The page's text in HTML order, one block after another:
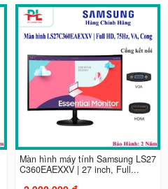
Màn hình máy tính Samsung LS27
C360EAEXXV | 27 inch, Full...